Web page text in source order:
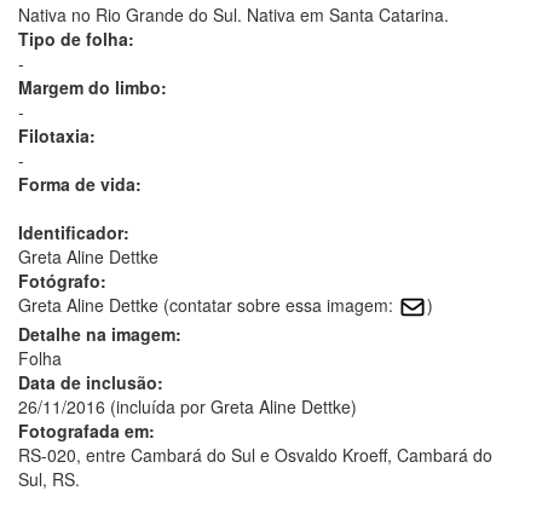
Nativa no Rio Grande do Sul. Nativa em Santa Catarina.
Tipo de folha:
-
Margem do limbo:
-
Filotaxia:
-
Forma de vida:
Identificador:
Greta Aline Dettke
Fotógrafo:
Greta Aline Dettke (contatar sobre essa imagem:
)
Detalhe na imagem:
Folha
Data de inclusão:
26/11/2016 (incluída por Greta Aline Dettke)
Fotografada em:
RS-020, entre Cambará do Sul e Osvaldo Kroeff, Cambará do
Sul, RS.